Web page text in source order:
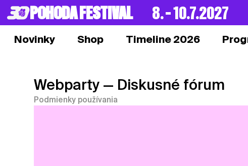
POHODA FESTIVAL 8. – 10.7.2027
Novinky Shop Timeline 2026
Webparty — Diskusné fórum
Podmienky používania